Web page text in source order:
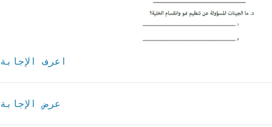
اعرف الإجابة
عرض الإجابة